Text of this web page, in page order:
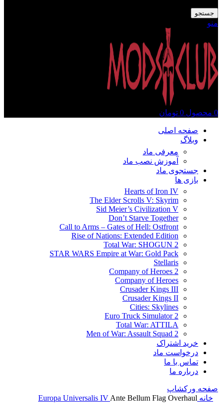
جستجو
منو
0 محصول 0 تومان
صفحه اصلی
وبلاگ
معرفی ماد
آموزش نصب ماد
جستجوی ماد
بازی ها
Hearts of Iron IV
The Elder Scrolls V: Skyrim
Sid Meier’s Civilization V
Don’t Starve Together
Call to Arms – Gates of Hell: Ostfront
Rise of Nations: Extended Edition
Total War: SHOGUN 2
STAR WARS Empire at War: Gold Pack
Stellaris
Company of Heroes 2
Company of Heroes
Crusader Kings III
Crusader Kings II
Cities: Skylines
Euro Truck Simulator 2
Total War: ATTILA
Men of War: Assault Squad 2
خرید اشتراک
درخواست ماد
تماس با ما
درباره ما
صفحه ورکشاپ
خانه
Europa Universalis IV Ante Bellum Flag Overhaul